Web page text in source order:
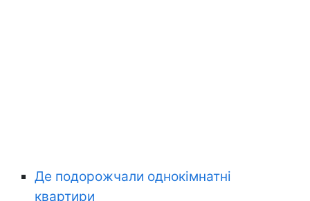
Де подорожчали однокімнатні
квартири